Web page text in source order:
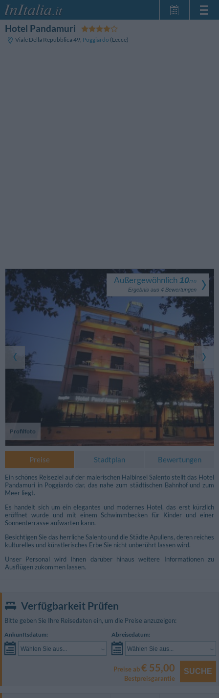
Hotel Pandamuri
Viale Della Repubblica 49, Poggiardo (Lecce)
Profilfoto
Fotos Konferenzraum
Außergewöhnlich 10/10
Ergebnis aus 4 Bewertungen
Preise Stadtplan Bewertungen
Ein schönes Reiseziel auf der malerischen Halbinsel Salento stellt das Hotel
Pandamuri in Poggiardo dar, das nahe zum städtischen Bahnhof und zum
Meer liegt.
Es handelt sich um ein elegantes und modernes Hotel, das erst kürzlich
eröffnet wurde und mit einem Schwimmbecken für Kinder und einer
Sonnenterrasse aufwarten kann.
Besichtigen Sie das herrliche Salento und die Städte Apuliens, deren reiches
kulturelles und künstlerisches Erbe Sie nicht unberührt lassen wird.
Unser Personal wird Ihnen darüber hinaus weitere Informationen zu
Ausflügen zukommen lassen.
Verfügbarkeit Prüfen
Bitte geben Sie Ihre Reisedaten ein, um die Preise anzuzeigen:
Ankunftsdatum:
Wählen Sie aus...
Abreisedatum:
Wählen Sie aus...
Preise ab€ 55,00
Bestpreisgarantie
SUCHE